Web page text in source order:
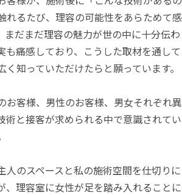
れるたび、理容の可能性をあらためて感
まだまだ理容の魅力が世の中に十分伝わ
も痛感しており、こうした取材を通して
知っていただけたらと願っています。
お客様、男性のお客様、男女それぞれ異
術と接客が求められる中で意識されてい
人のスペースと私の施術空間を仕切りに
、理容室に女性が足を踏み入れることに